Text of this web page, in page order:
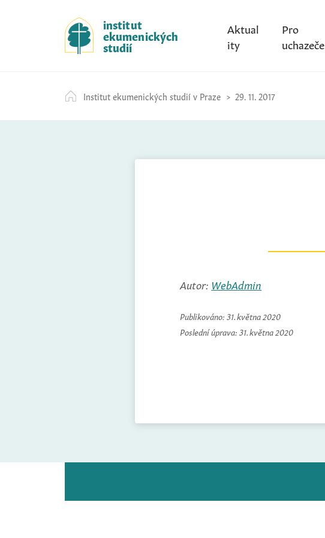
k
i
p
t
c
o
institut
ekumenických
studií
Aktual
ity
Pro
uchazeče
Institut ekumenických studií v Praze 29. 11. 2017
Autor: WebAdmin
Publikováno: 31. května 2020
Poslední úprava: 31. května 2020